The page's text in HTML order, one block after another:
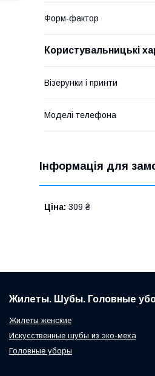
Форм-фактор
Користувальницькі
Візерунки і принти
Моделі телефона
Інформація для
Ціна: 309 ₴
Жилеты. Шубы. Головные
Жилеты женские
Искусственные шубы из эко-меха
Головные уборы